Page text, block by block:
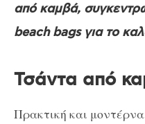
από καμβά,
beach bags για το
Τσάντα από
Πρακτική και